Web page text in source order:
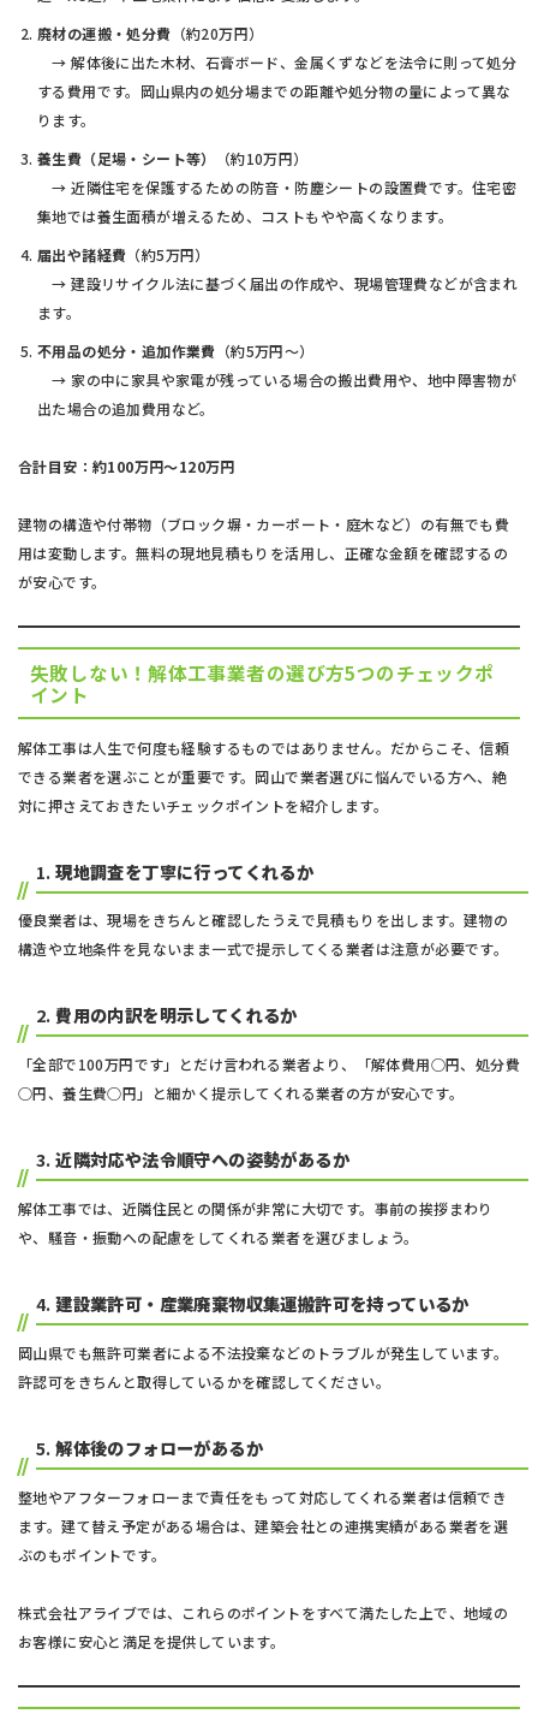
廃材の運搬・処分費 （約20万円）
→ 解体後に出た木材、石膏ボード、金属くずなどを法令に則って処分
する費用です。岡山県内の処分場までの距離や処分物の量によって異な
ります。
養生費（足場・シート等）
（約10万円）
→ 近隣住宅を保護するための防音・防塵シートの設置費です。住宅密
集地では養生面積が増えるため、コストもやや高くなります。
届出や諸経費 （約5万円）
→ 建設リサイクル法に基づく届出の作成や、現場管理費などが含まれ
ます。
不用品の処分・追加作業費 （約5万円〜）
→ 家の中に家具や家電が残っている場合の搬出費用や、地中障害物が
出た場合の追加費用など。
合計目安：約100万円〜120万円
建物の構造や付帯物（ブロック塀・カーポート・庭木など）の有無でも費
用は変動します。無料の現地見積もりを活用し、正確な金額を確認するの
が安心です。
失敗しない！解体工事業者の選び方5つのチェックポ
イント
解体工事は人生で何度も経験するものではありません。だからこそ、信頼
できる業者を選ぶことが重要です。岡山で業者選びに悩んでいる方へ、絶
対に押さえておきたいチェックポイントを紹介します。
1.現地調査を丁寧に行ってくれるか
優良業者は、現場をきちんと確認したうえで見積もりを出します。建物の
構造や立地条件を見ないまま一式で提示してくる業者は注意が必要です。
2.費用の内訳を明示してくれるか
「全部で100万円です」とだけ言われる業者より、「解体費用○円、処分費
○円、養生費○円」と細かく提示してくれる業者の方が安心です。
3.近隣対応や法令順守への姿勢があるか
解体工事では、近隣住民との関係が非常に大切です。事前の挨拶まわり
や、騒音・振動への配慮をしてくれる業者を選びましょう。
4.建設業許可・産業廃棄物収集運搬許可を持っているか
岡山県でも無許可業者による不法投棄などのトラブルが発生しています。
許認可をきちんと取得しているかを確認してください。
5.解体後のフォローがあるか
整地やアフターフォローまで責任をもって対応してくれる業者は信頼でき
ます。建て替え予定がある場合は、建築会社との連携実績がある業者を選
ぶのもポイントです。
株式会社アライブでは、これらのポイントをすべて満たした上で、地域の
お客様に安心と満足を提供しています。